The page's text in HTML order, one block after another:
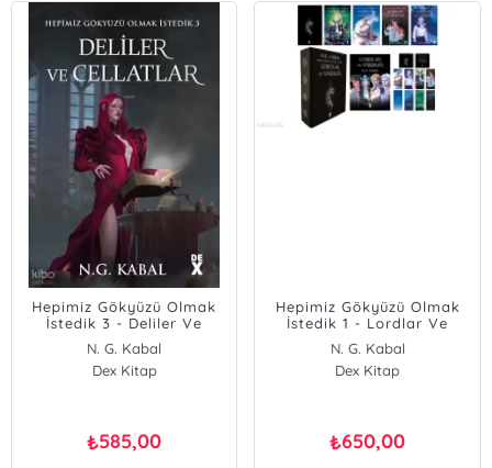
Hepimiz Gökyüzü Olmak
İstedik 3 - Deliler Ve
Cellatlar
N. G. Kabal
Dex Kitap
₺585,00
Hepimiz Gökyüzü Olmak
İstedik 1 - Lordlar Ve
Vârisler (Kutulu)
N. G. Kabal
Dex Kitap
₺650,00